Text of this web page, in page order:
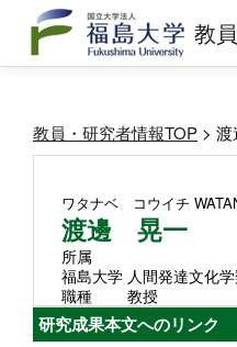
教
教員・研究者情報TOP >
ワタナベ コウイチ
渡邊 晃一
所属
福島大学 人間発達文化
職種
教授
研究成果本文へのリンク